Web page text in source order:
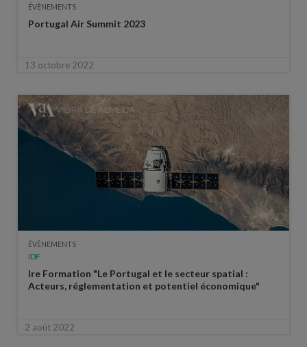
ÉVÈNEMENTS
Portugal Air Summit 2023
13 octobre 2022
ÉVÈNEMENTS
IDF
Ire Formation "Le Portugal et le secteur spatial :
Acteurs, réglementation et potentiel économique"
2 août 2022